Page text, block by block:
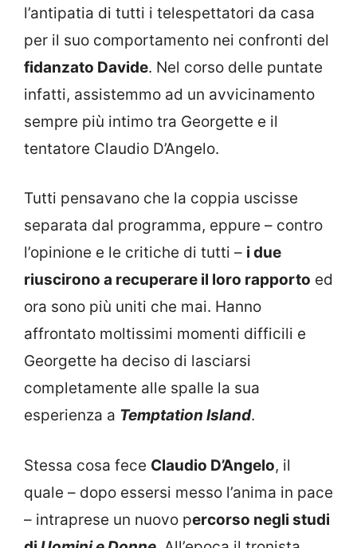
l’antipatia di tutti i telespettatori da casa
per il suo comportamento nei confronti del
fidanzato Davide. Nel corso delle puntate
infatti, assistemmo ad un avvicinamento
sempre più intimo tra Georgette e il
tentatore Claudio D’Angelo.
Tutti pensavano che la coppia uscisse
separata dal programma, eppure – contro
l’opinione e le critiche di tutti – i due
riuscirono a recuperare il loro rapporto ed
ora sono più uniti che mai. Hanno
affrontato moltissimi momenti difficili e
Georgette ha deciso di lasciarsi
completamente alle spalle la sua
esperienza a Temptation Island.
Stessa cosa fece Claudio D’Angelo, il
quale – dopo essersi messo l’anima in pace
– intraprese un nuovo percorso negli studi